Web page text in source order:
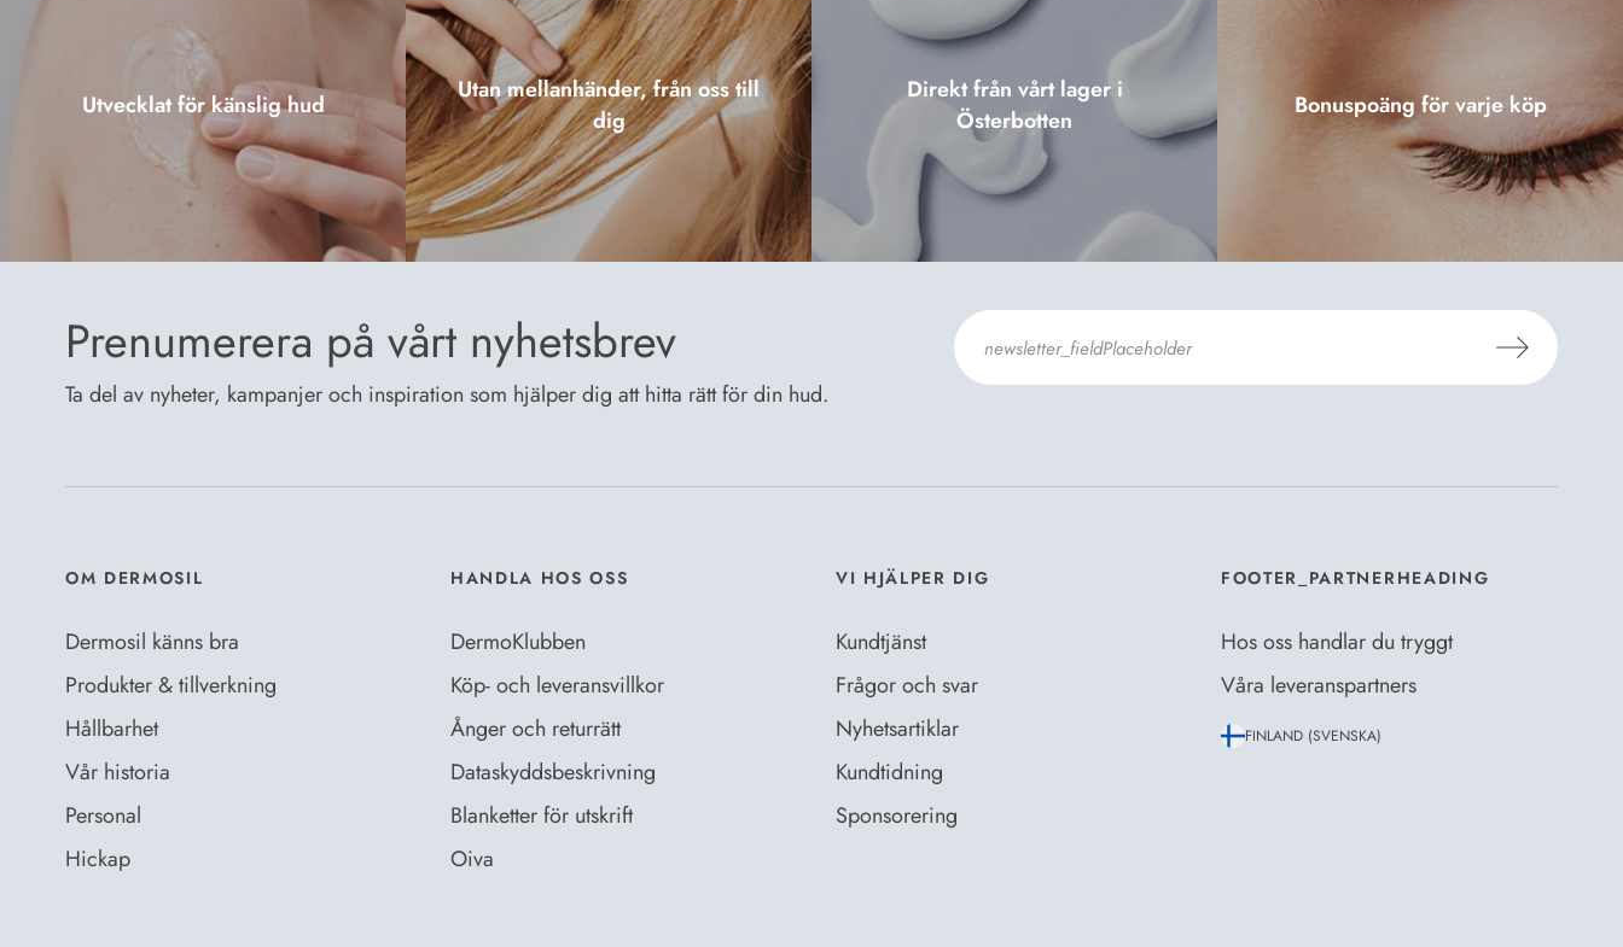
Utvecklat för känslig hud
Utan mellanhänder, från oss till
dig
Direkt från vårt lager i
Österbotten
Bonuspoäng för varje köp
Prenumerera på vårt nyhetsbrev
Ta del av nyheter, kampanjer och inspiration som hjälper dig att hitta rätt för din hud.
OM DERMOSIL
Dermosil känns bra
Produkter & tillverkning
Hållbarhet
Vår historia
Personal
Hickap
HANDLA HOS OSS
DermoKlubben
Köp- och leveransvillkor
Ånger och returrätt
Dataskyddsbeskrivning
Blanketter för utskrift
Oiva
VI HJÄLPER DIG
Kundtjänst
Frågor och svar
Nyhetsartiklar
Kundtidning
Sponsorering
FOOTER_PARTNERHEADING
Hos oss handlar du tryggt
Våra leveranspartners
FINLAND (SVENSKA)